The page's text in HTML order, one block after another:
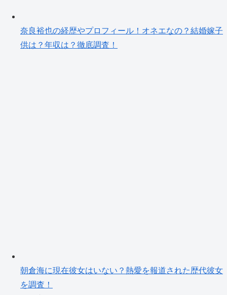
奈良裕也の経歴やプロフィール！オネエなの？結婚嫁子
供は？年収は？徹底調査！
朝倉海に現在彼女はいない？熱愛を報道された歴代彼女
を調査！